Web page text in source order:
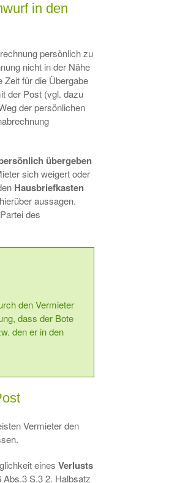
in den
persönlich zu
nicht in der Nähe
Zeit für die Übergabe
der Post (vgl. dazu
der persönlichen
übergeben
sich weigert oder
Hausbriefkasten
aussagen.
des
den Vermieter
dass der Bote
den er in den
Vermieter den
eines Verlusts
S.3 2. Halbsatz